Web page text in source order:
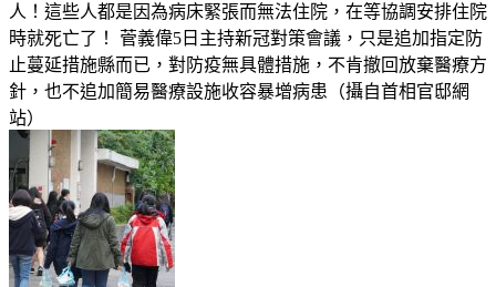
人！這些人都是因為病床緊張而無法住院，在等協調安排住院
時就死亡了！ 菅義偉5日主持新冠對策會議，只是追加指定防
止蔓延措施縣而已，對防疫無具體措施，不肯撤回放棄醫療方
針，也不追加簡易醫療設施收容暴增病患（攝自首相官邸網
站）